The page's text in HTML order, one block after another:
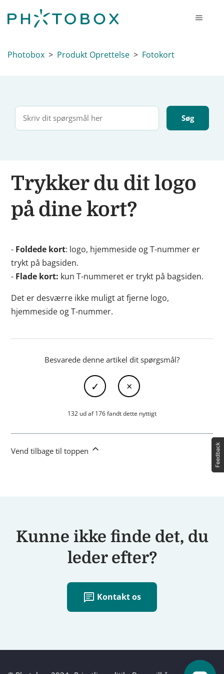
Photobox Produkt Oprettelse Fotokort
Trykker du dit logo
på dine kort?
- Foldede kort: logo, hjemmeside og T-nummer er
trykt på bagsiden.
- Flade kort: kun T-nummeret er trykt på bagsiden.
Det er desværre ikke muligt at fjerne logo,
hjemmeside og T-nummer.
Besvarede denne artikel dit spørgsmål?
132 ud af 176 fandt dette nyttigt
Vend tilbage til toppen
Kunne ikke finde det, du
leder efter?
chat Kontakt os